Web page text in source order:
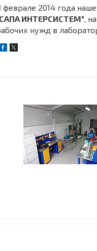
феврале 2014 года
ИНТЕРСИСТЕМ",
нужд в